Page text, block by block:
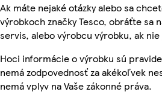
Ak máte nejaké otázky alebo sa
výrobkoch značky Tesco, obráťte sa
servis, alebo výrobcu výrobku, ak
Hoci informácie o výrobku sú
nemá zodpovednosť za akékoľvek
nemá vplyv na Vaše zákonné práva.